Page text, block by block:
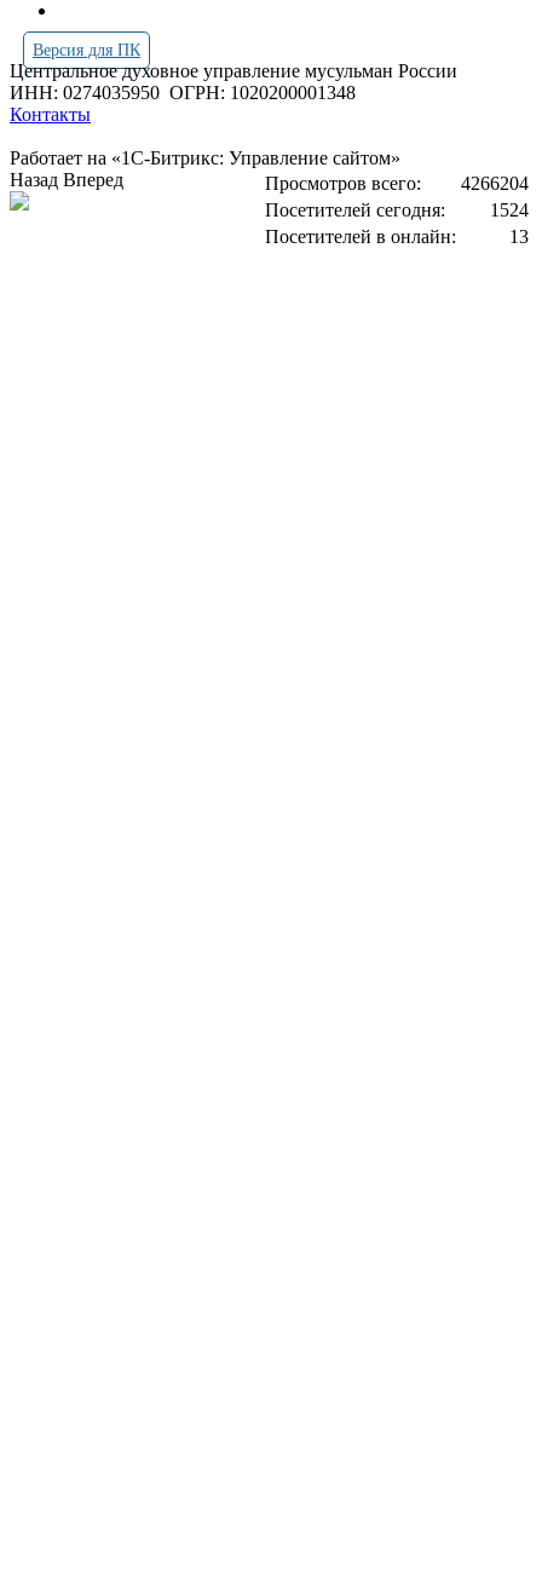
Версия для ПК
Центральное духовное управление мусульман России
ИНН: 0274035950 ОГРН: 1020200001348
Контакты
Работает на «1С-Битрикс: Управление сайтом»
Просмотров всего:
4266204
Посетителей сегодня:
1524
Посетителей в онлайн:
13
Назад Вперед